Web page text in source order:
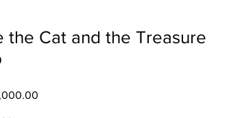
the Cat and the Treasure